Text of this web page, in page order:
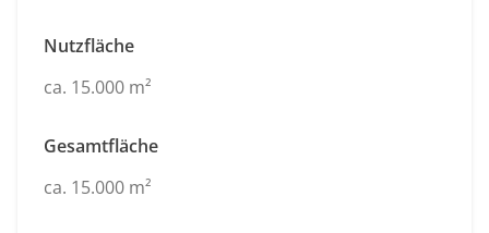
Nutzfläche
ca. 15.000 m²
Gesamtfläche
ca. 15.000 m²